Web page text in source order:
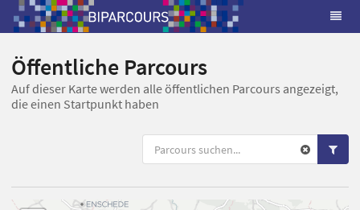
Öffentliche Parcours
Auf dieser Karte werden alle öffentlichen Parcours angezeigt,
die einen Startpunkt haben